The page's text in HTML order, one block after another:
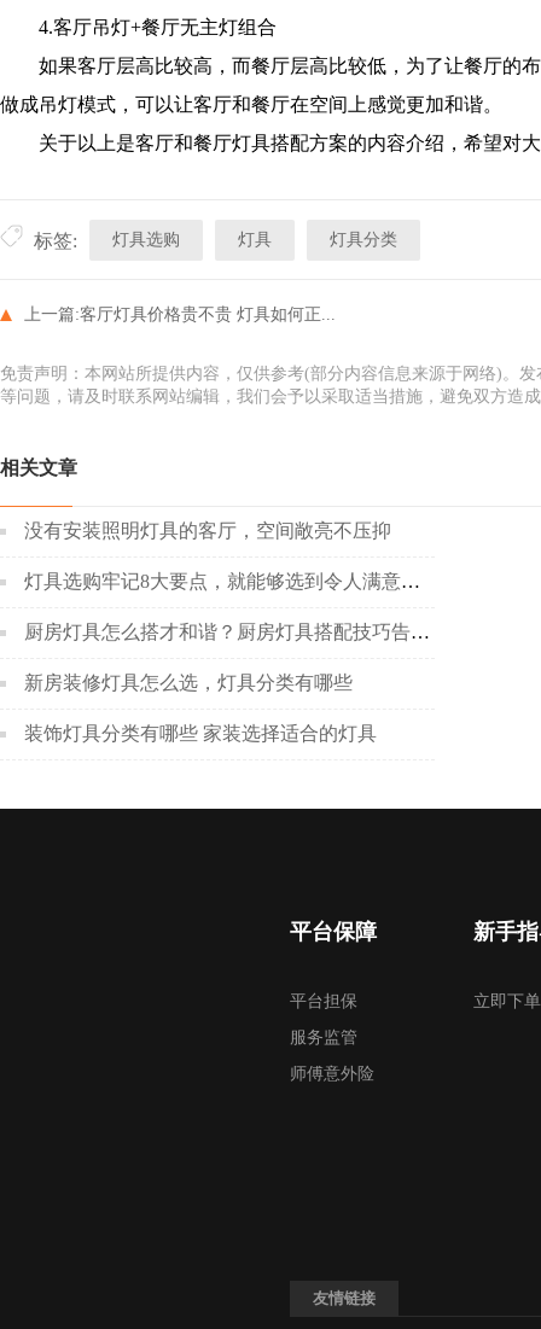
4.客厅吊灯+餐厅无主灯组合
如果客厅层高比较高，而餐厅层高比较低，为了让餐厅的
做成吊灯模式，可以让客厅和餐厅在空间上感觉更加和谐。
关于以上是客厅和餐厅灯具搭配方案的内容介绍，希望对
标签: 灯具选购 灯具 灯具分类
上一篇:客厅灯具价格贵不贵 灯具如何正...
免责声明：本网站所提供内容，仅供参考(部分内容信息来源于网络)。
等问题，请及时联系网站编辑，我们会予以采取适当措施，避免双方造
相关文章
没有安装照明灯具的客厅，空间敞亮不压抑
灯具选购牢记8大要点，就能够选到令人满意的灯具
厨房灯具怎么搭才和谐？厨房灯具搭配技巧告诉你！
新房装修灯具怎么选，灯具分类有哪些
装饰灯具分类有哪些 家装选择适合的灯具
平台保障
平台担保
服务监管
师傅意外险
新手
立即下单
友情链接